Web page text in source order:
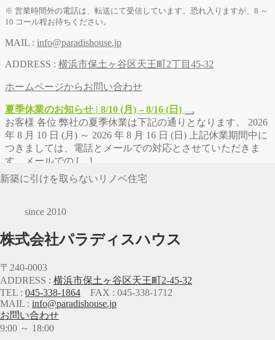
新築に引けを取らないリノベ住宅
since 2010
株式会社パラディスハウス
〒240-0003
ADDRESS : 横浜市保土ヶ谷区天王町2-45-32
TEL : 045-338-1864 FAX : 045-338-1712
MAIL : info@paradishouse.jp
お問い合わせ
9:00 ～ 18:00
※ 営業時間外の電話は、転送にて受信しています。恐れ入りますが、8 ～
10 コール程お待ちください。
MAIL : info@paradishouse.jp
ADDRESS : 横浜市保土ヶ谷区天王町2丁目45-32
ホームページからお問い合わせ
夏季休業のお知らせ | 8/10 (月) – 8/16 (日)
お客様 各位 弊社の夏季休業は下記の通りとなります。 2026
年 8 月 10 日 (月) ～ 2026 年 8 月 16 日 (日) 上記休業期間中に
つきましては、電話とメールでの対応とさせていただきま
す。メールでの […]